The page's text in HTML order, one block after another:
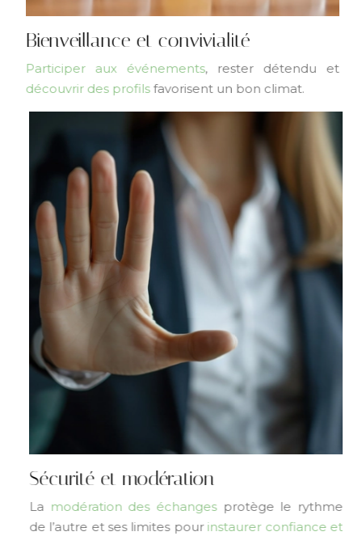
Bienveillance et convivialité
Participer aux événements, rester détendu et
découvrir des profilsfavorisent un bon climat.
Sécurité et modération
La modération des échangesprotège le rythme
de l’autre et ses limites pourinstaurer confiance et